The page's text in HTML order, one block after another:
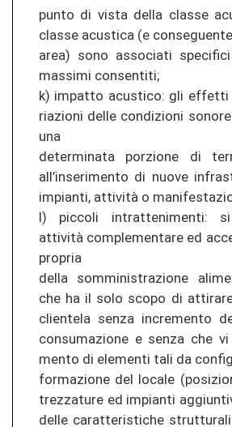
punto di vista della clas­se
clas­se acus­ti­ca (e
area) sono as­so­cia­ti
mas­si­mi con­sen­ti­ti;
k) im­pat­to acus­ti­co: gli
ria­zio­ni delle con­di­zio­ni
una
de­ter­mi­na­ta por­zio­ne di
all’in­se­rimen­to di nuove
im­pian­ti, attività o
l) pic­co­li in­tr­at­teni­men­ti:
attività com­ple­men­ta­re ed
pro­pria
della som­mi­nis­tra­zio­ne
che ha il solo scopo di
clien­te­la senza in­cre­men­to
con­su­ma­zio­ne e senza che
men­to di ele­men­ti tali da
for­ma­zio­ne del lo­ca­le
tre­z­za­tu­re ed im­pian­ti
delle ca­r­at­ter­is­ti­che